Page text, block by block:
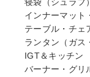
インナーマット
テーブル・チェ
ランタン（ガス
IGT＆キッチン
バーナー・グリ